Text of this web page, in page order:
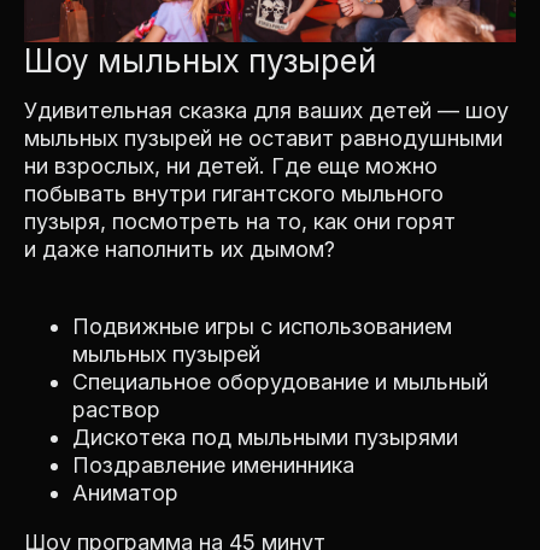
Шоу мыльных пузырей
Удивительная сказка для ваших детей — шоу
мыльных пузырей не оставит равнодушными
ни взрослых, ни детей. Где еще можно
побывать внутри гигантского мыльного
пузыря, посмотреть на то, как они горят
и даже наполнить их дымом?
Подвижные игры с использованием
мыльных пузырей
Специальное оборудование и мыльный
раствор
Дискотека под мыльными пузырями
Поздравление именинника
Аниматор
Шоу программа на 45 минут